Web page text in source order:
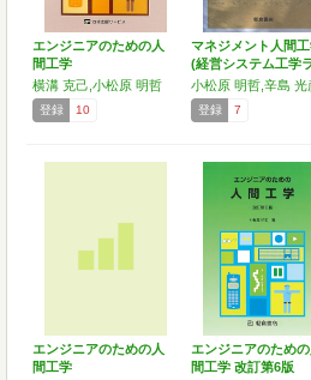
エンジニアのための人
間工学
横溝 克己,小松原 明哲
登録 10
マネジメント人間
(経営システム工学
イ…
小松原 明哲,辛島 光
登録 7
エンジニアのための人
間工学
エンジニアのための
間工学 改訂第6版